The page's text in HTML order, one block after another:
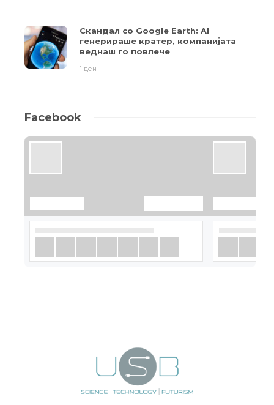
Скандал со Google Earth: AI
генерираше кратер, компанијата
веднаш го повлече
1 ден
Facebook